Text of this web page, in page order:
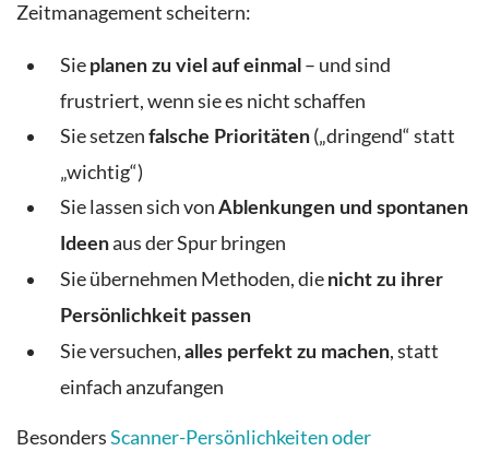
Zeitmanagement scheitern:
Sie planen zu viel auf einmal – und sind
frustriert, wenn sie es nicht schaffen
Sie setzen falsche Prioritäten („dringend“ statt
„wichtig“)
Sie lassen sich von Ablenkungen und spontanen
Ideenaus der Spur bringen
Sie übernehmen Methoden, die nicht zu ihrer
Persönlichkeit passen
Sie versuchen, alles perfekt zu machen, statt
einfach anzufangen
BesondersScanner-Persönlichkeiten oder